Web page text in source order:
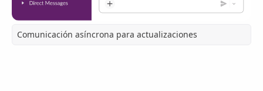
Comunicación asíncrona para actualizaciones